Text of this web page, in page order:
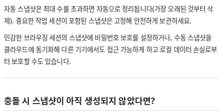
자동 스냅샷은 최대 수를 초과하면 자동으로 정리됩니다(가장 오래된 것부터 삭
제). 중요한 작업 세션이 포함된 스냅샷은 고정해 안전하게 보관하세요.
민감한 브라우징 세션의 스냅샷에 비밀번호 보호를 설정하거나, 수동 스냅샷을
클라우드에 동기화해 다른 기기에서도 접근 가능하게 하고 로컬 데이터 손실로부
터 보호할 수도 있습니다.
충돌 시 스냅샷이 아직 생성되지 않았다면?